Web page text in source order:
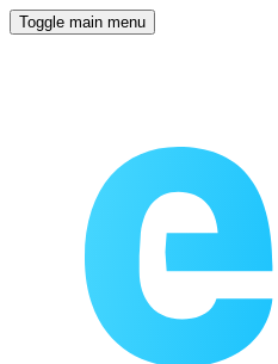
Toggle main menu